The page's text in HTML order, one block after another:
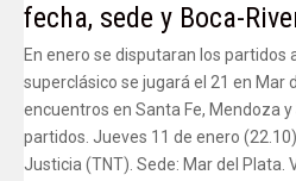
fecha, sede y Boca-
En enero se disputaran los partidos
superclásico se jugará el 21 en Mar
encuentros en Santa Fe, Mendoza
partidos. Jueves 11 de enero
Justicia (TNT). Sede: Mar del Plata.